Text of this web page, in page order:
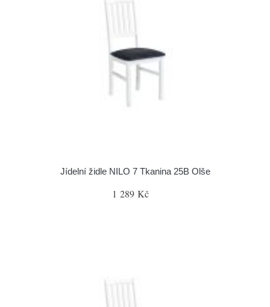
Jídelní židle NILO 7 Tkanina 25B Olše
1 289 Kč